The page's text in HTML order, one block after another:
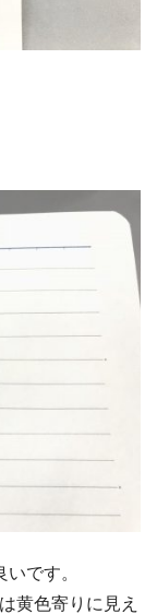
です。
黄色寄りに見え